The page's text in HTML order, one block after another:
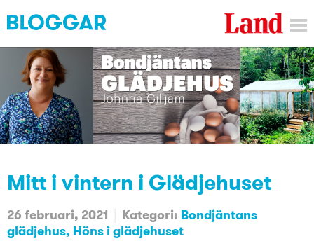
Mitt i vintern i Glädjehuset
26 februari, 2021 Kategori: Bondjäntans
glädjehus Höns i glädjehuset